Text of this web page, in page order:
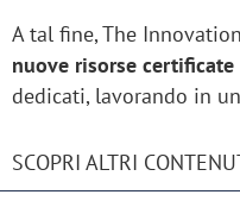
A tal fine, The
nuove risorse certificate
dedicati, lavorando in
SCOPRI ALTRI